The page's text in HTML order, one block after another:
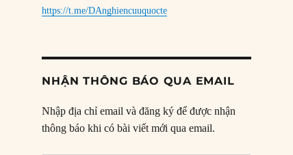
https://t.me/DAnghiencuuquocte
NHẬN THÔNG BÁO QUA EMAIL
Nhập địa chỉ email và đăng ký để được nhận
thông báo khi có bài viết mới qua email.